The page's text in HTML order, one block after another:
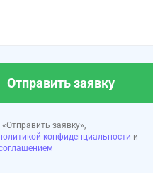
Отправить заявку
заявку»,
конфиденциальности и